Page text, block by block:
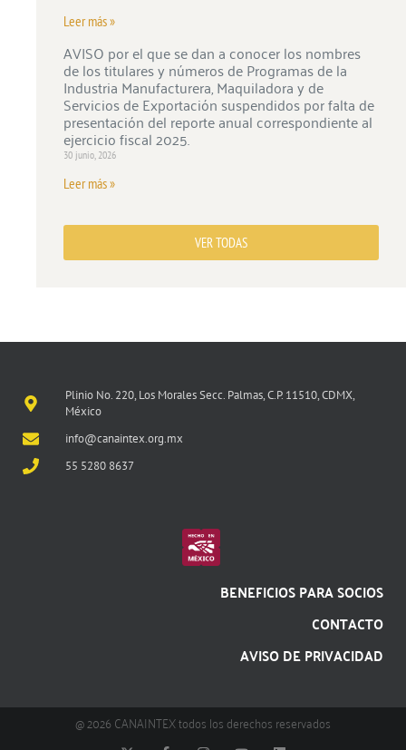
Leer más »
AVISO por el que se dan a conocer los nombres
de los titulares y números de Programas de la
Industria Manufacturera, Maquiladora y de
Servicios de Exportación suspendidos por falta de
presentación del reporte anual correspondiente al
ejercicio fiscal 2025.
30 junio, 2026
Leer más »
VER TODAS
Plinio No. 220, Los Morales Secc. Palmas, C.P. 11510, CDMX,
México
info@canaintex.org.mx
55 5280 8637
BENEFICIOS PARA SOCIOS
CONTACTO
AVISO DE PRIVACIDAD
@ 2026 CANAINTEX todos los derechos reservados